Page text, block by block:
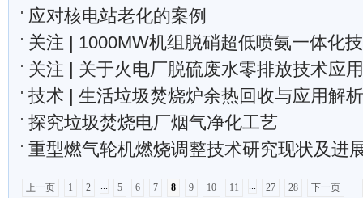
应对核电站老化的案例
关注 | 1000MW机组脱硝超低喷氨一体化
关注 | 关于火电厂脱硫废水零排放技术应用
技术 | 生活垃圾焚烧炉余热回收与应用解析
探究垃圾焚烧电厂烟气净化工艺
重型燃气轮机燃烧调整技术研究现状及进
上一页 1 2 ... 5 6 7 8 9 10 11 ... 27 28 下一页